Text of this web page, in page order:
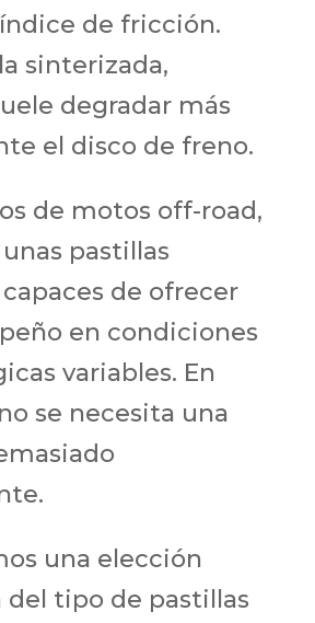
de fricción.
sinterizada,
degradar más
el disco de freno.
de motos off-road,
pastillas
de ofrecer
en condiciones
variables. En
se necesita una
una elección
del tipo de pastillas